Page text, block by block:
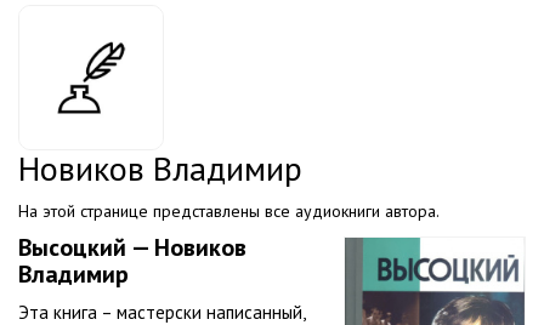
Новиков Владимир
На этой странице представлены все аудиокниги автора.
Высоцкий — Новиков
Владимир
Эта книга – мастерски написанный,